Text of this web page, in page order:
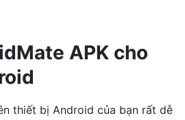
APK cho
thiết bị Android của bạn rất dễ